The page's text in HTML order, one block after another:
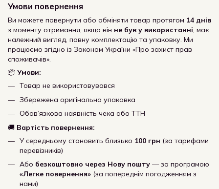
Умови повернення
Ви можете повернути або обміняти товар протягом 14 днів
з моменту отримання, якщо він не був у використанні, має
належний вигляд, повну комплектацію та упаковку. Ми
працюємо згідно із Законом України «Про захист прав
споживачів».
📦 Умови:
Товар не використовувався
Збережена оригінальна упаковка
Обов’язкова наявність чека або ТТН
🚚 Вартість повернення:
У середньому становить близько 100 грн (за тарифами
перевізників)
Або безкоштовно через Нову пошту — за програмою
«Легке повернення» (за попереднім погодженням з
нами)